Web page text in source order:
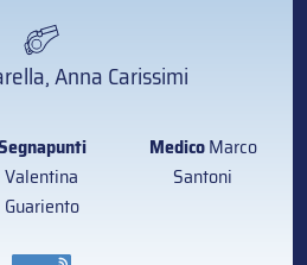
Anna Carissimi
Valentina
Guariento
MedicoMarco
Santoni